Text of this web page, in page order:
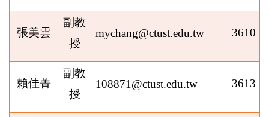
張美雲
副教
授
mychang@ctust.edu.tw 3610
賴佳菁
副教
授
108871@ctust.edu.tw 3613